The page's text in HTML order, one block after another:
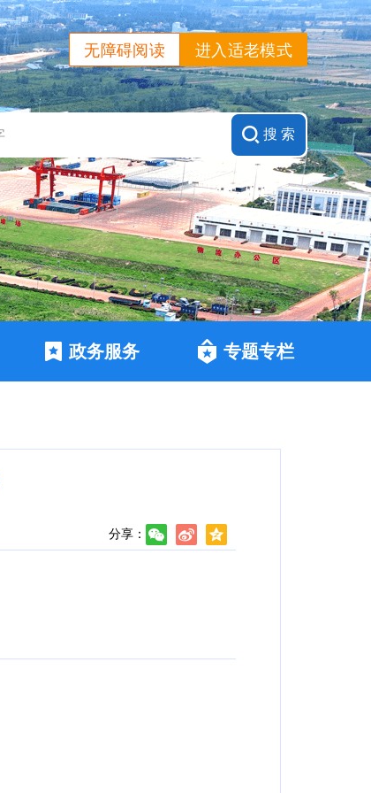
进入适老模式
无障碍阅读
政务服务 专题专栏
分享：